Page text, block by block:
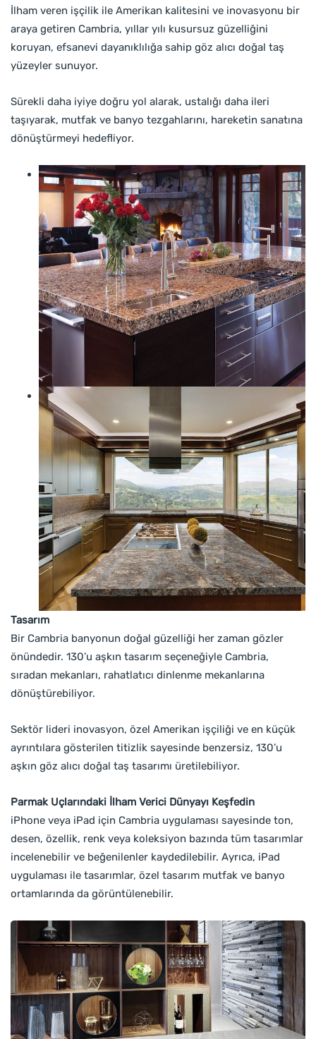
İlham veren işçilik ile Amerikan kalitesini ve inovasyonu bir
araya getiren Cambria, yıllar yılı kusursuz güzelliğini
koruyan, efsanevi dayanıklılığa sahip göz alıcı doğal taş
yüzeyler sunuyor.
Sürekli daha iyiye doğru yol alarak, ustalığı daha ileri
taşıyarak, mutfak ve banyo tezgahlarını, hareketin sanatına
dönüştürmeyi hedefliyor.
Tasarım
Bir Cambria banyonun doğal güzelliği her zaman gözler
önündedir. 130’u aşkın tasarım seçeneğiyle Cambria,
sıradan mekanları, rahatlatıcı dinlenme mekanlarına
dönüştürebiliyor.
Sektör lideri inovasyon, özel Amerikan işçiliği ve en küçük
ayrıntılara gösterilen titizlik sayesinde benzersiz, 130’u
aşkın göz alıcı doğal taş tasarımı üretilebiliyor.
Parmak Uçlarındaki İlham Verici Dünyayı Keşfedin
iPhone veya iPad için Cambria uygulaması sayesinde ton,
desen, özellik, renk veya koleksiyon bazında tüm tasarımlar
incelenebilir ve beğenilenler kaydedilebilir. Ayrıca, iPad
uygulaması ile tasarımlar, özel tasarım mutfak ve banyo
ortamlarında da görüntülenebilir.